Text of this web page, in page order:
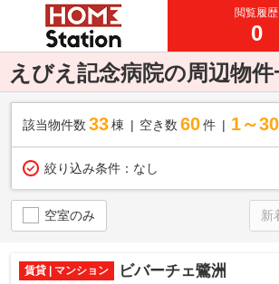
閲覧履歴
0
えびえ記念病院の周辺物件
該当物件数 33棟 空き数 60 件 1～30
絞り込み条件： なし
空室のみ
賃貸 | マンション ビバーチェ鷺洲